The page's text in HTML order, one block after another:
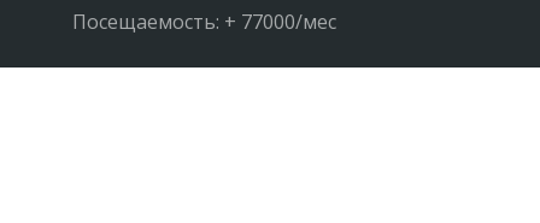
Посещаемость: + 77000/мес